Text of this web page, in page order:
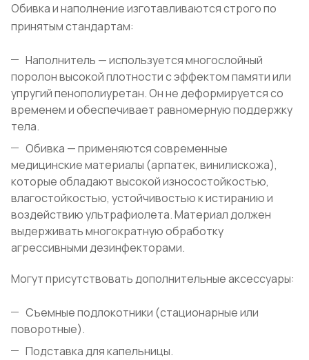
Обивка и наполнение изготавливаются строго по
принятым стандартам:
Наполнитель — используется многослойный
поролон высокой плотности с эффектом памяти или
упругий пенополиуретан. Он не деформируется со
временем и обеспечивает равномерную поддержку
тела.
Обивка — применяются современные
медицинские материалы (арпатек, винилискожа),
которые обладают высокой износостойкостью,
влагостойкостью, устойчивостью к истиранию и
воздействию ультрафиолета. Материал должен
выдерживать многократную обработку
агрессивными дезинфекторами.
Могут присутствовать дополнительные аксессуары:
Съемные подлокотники (стационарные или
поворотные).
Подставка для капельницы.